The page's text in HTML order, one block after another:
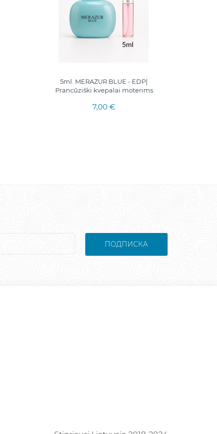
5ml. MERAZUR BLUE - EDP|
Prancūziški kvepalai moterims
7,00 €
ПОДПИСКА